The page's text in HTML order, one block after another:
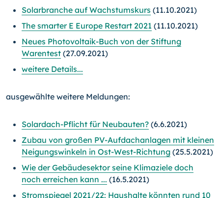
Solarbranche auf Wachstumskurs (11.10.2021)
The smarter E Europe Restart 2021 (11.10.2021)
Neues Photovoltaik-Buch von der Stiftung
Warentest (27.09.2021)
weitere Details...
ausgewählte weitere Meldungen:
Solardach-Pflicht für Neubauten? (6.6.2021)
Zubau von großen PV-Aufdachanlagen mit kleinen
Neigungswinkeln in Ost-West-Richtung (25.5.2021)
Wie der Gebäudesektor seine Klimaziele doch
noch erreichen kann ... (16.5.2021)
Stromspiegel 2021/22: Haushalte könnten rund 10